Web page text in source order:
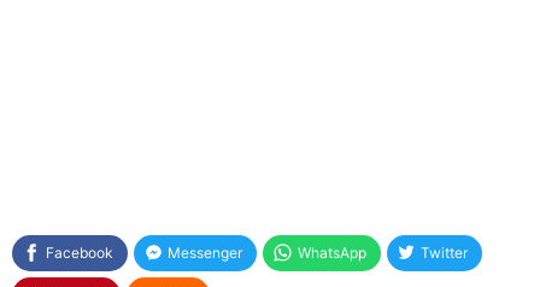
Facebook Messenger WhatsApp Twitter